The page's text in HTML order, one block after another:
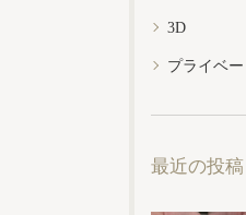
3D
プライベ
最近の投稿